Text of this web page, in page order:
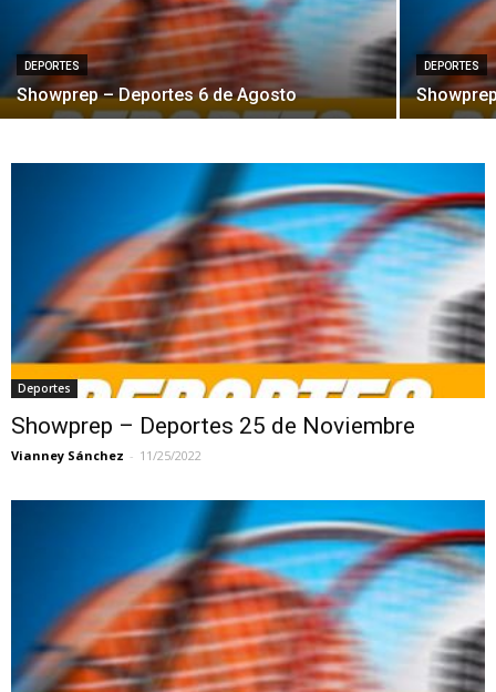
DEPORTES
Showprep – Deportes 6 de Agosto
DEPORTES
Deportes
Showprep – Deportes 25 de Noviembre
Vianney Sánchez - 11/25/2022